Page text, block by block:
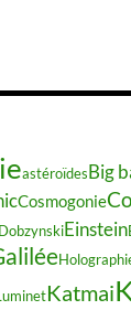
astéroïdesBig
Cosmogonie
DobzynskiEinstein
Katmai